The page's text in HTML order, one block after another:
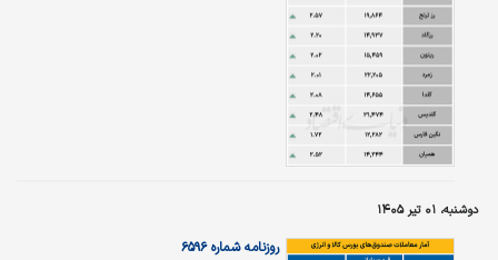
دوشنبه، ۰۱ تیر ۱۴۰۵
روزنامه شماره ۶۵۹۶